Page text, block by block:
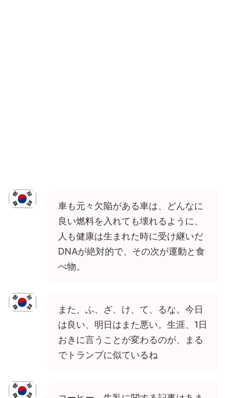
車も元々欠陥がある車は、どんなに
良い燃料を入れても壊れるように、
人も健康は生まれた時に受け継いだ
DNAが絶対的で、その次が運動と食
べ物。
また、ふ、ざ、け、て、るな。今日
は良い、明日はまた悪い。生涯、1日
おきに言うことが変わるのが、まる
でトランプに似ているね